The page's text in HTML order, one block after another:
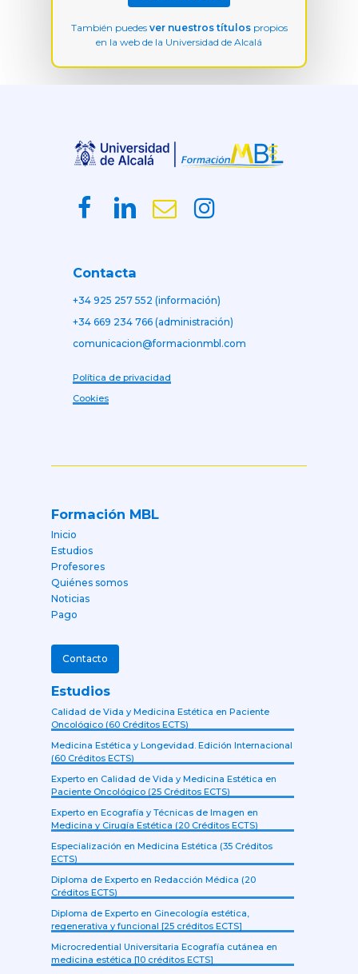
También puedes ver nuestros títulospropios
en la web de la Universidad de Alcalá
Contacta
+34 925 257 552 (información)
+34 669 234 766 (administración)
comunicacion@formacionmbl.com
Política de privacidad
Cookies
Formación MBL
Inicio
Estudios
Profesores
Quiénes somos
Noticias
Pago
Contacto
Estudios
Calidad de Vida y Medicina Estética en Paciente
Oncológico (60 Créditos ECTS)
Medicina Estética y Longevidad. Edición Internacional
(60 Créditos ECTS)
Experto en Calidad de Vida y Medicina Estética en
Paciente Oncológico (25 Créditos ECTS)
Experto en Ecografía y Técnicas de Imagen en
Medicina y Cirugía Estética (20 Créditos ECTS)
Especialización en Medicina Estética (35 Créditos
ECTS)
Diploma de Experto en Redacción Médica (20
Créditos ECTS)
Diploma de Experto en Ginecología estética,
regenerativa y funcional [25 créditos ECTS]
Microcredential Universitaria Ecografía cutánea en
medicina estética [10 créditos ECTS]